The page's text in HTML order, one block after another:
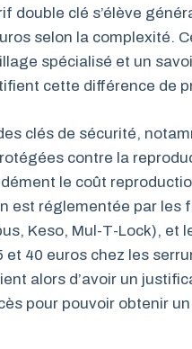
double clé s’élève
selon la complexité.
spécialisé et un
cette différence de
clés de sécurité,
contre la
le coût
est réglementée par les
Keso, Mul-T-Lock), et
et 40 euros chez les
alors d’avoir un
pour pouvoir obtenir